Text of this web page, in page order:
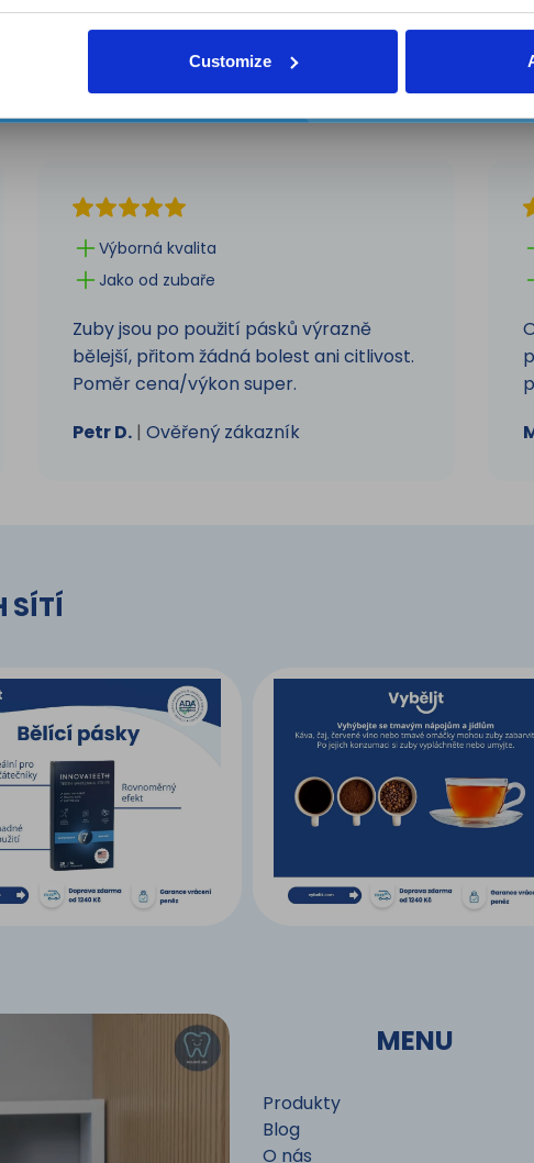
Customize
spokojených
Výborná kvalita
Jako od zubaře
Zuby jsou po použití pásků výrazně
bělejší, přitom žádná bolest ani citlivost.
Poměr cena/výkon super.
Petr D. | Ověřený zákazník
SÍTÍ
MENU
Produkty
Blog
O nás